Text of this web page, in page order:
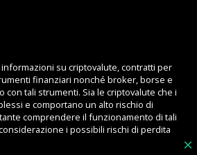
×
su criptovalute, contratti per
finanziari nonché broker, borse e
con tali strumenti. Sia le criptovalute che i
e comportano un alto rischio di
comprendere il funzionamento di tali
i possibili rischi di perdita